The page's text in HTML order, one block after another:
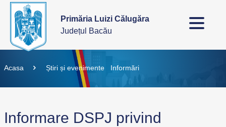
Primăria Luizi Călugăra
Județul Bacău
Acasa Știri și evenimente Informări
Informare DSPJ privind